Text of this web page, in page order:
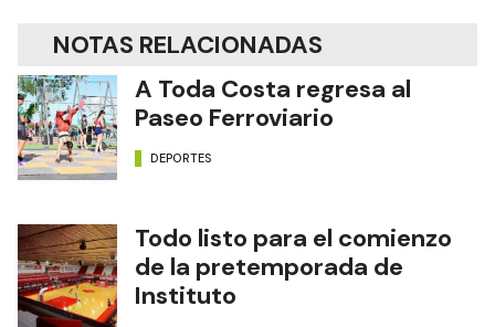
NOTAS RELACIONADAS
A Toda Costa regresa al
Paseo Ferroviario
DEPORTES
Todo listo para el comienzo
de la pretemporada de
Instituto